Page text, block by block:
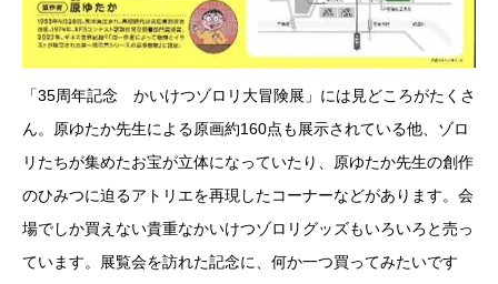
「35周年記念 かいけつゾロリ大冒険展」には見どころがたくさ
ん。原ゆたか先生による原画約160点も展示されている他、ゾロ
リたちが集めたお宝が立体になっていたり、原ゆたか先生の創作
のひみつに迫るアトリエを再現したコーナーなどがあります。会
場でしか買えない貴重なかいけつゾロリグッズもいろいろと売っ
ています。展覧会を訪れた記念に、何か一つ買ってみたいです